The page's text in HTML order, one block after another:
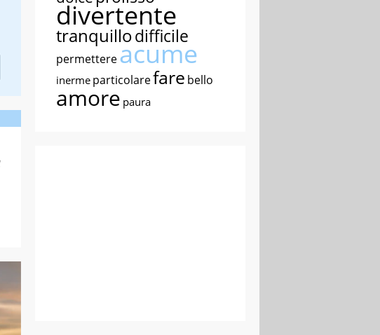
divertente
tranquillodifficile
permettereacume
inerme particolarefare bello
amore paura